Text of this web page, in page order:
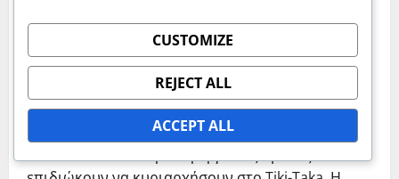
χημεία μπορούν να προσαρμόσουν τις τακτικές
τους κατά τη διάρκεια του παιχνιδιού,
ανταγωνιζόμενες τις κινήσεις των αντιπάλων με
ευκινησία και ακρίβεια.
Τελικά, η καλλιέργεια της χημείας μεταξύ των
CUSTOMIZE
REJECT ALL
ACCEPT ALL